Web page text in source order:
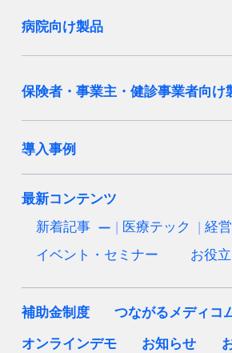
病院向け製品
保険者・事業主・健診事業者向け
導入事例
最新コンテンツ
新着記事
医療テック 経
イベント・セミナー
お役
補助金制度 つながるメディコ
オンラインデモ お知らせ